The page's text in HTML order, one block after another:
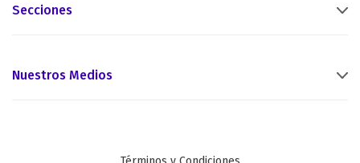
Secciones
Nuestros Medios